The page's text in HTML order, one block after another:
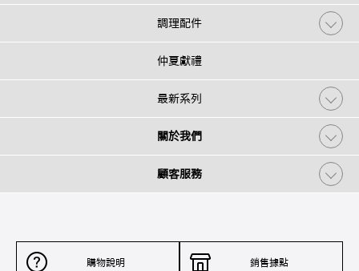
調理配件
仲夏獻禮
最新系列
關於我們
顧客服務
購物說明 銷售據點